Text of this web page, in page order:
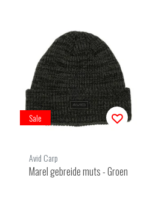
Sale
Avid Carp
Marel gebreide muts - Groen